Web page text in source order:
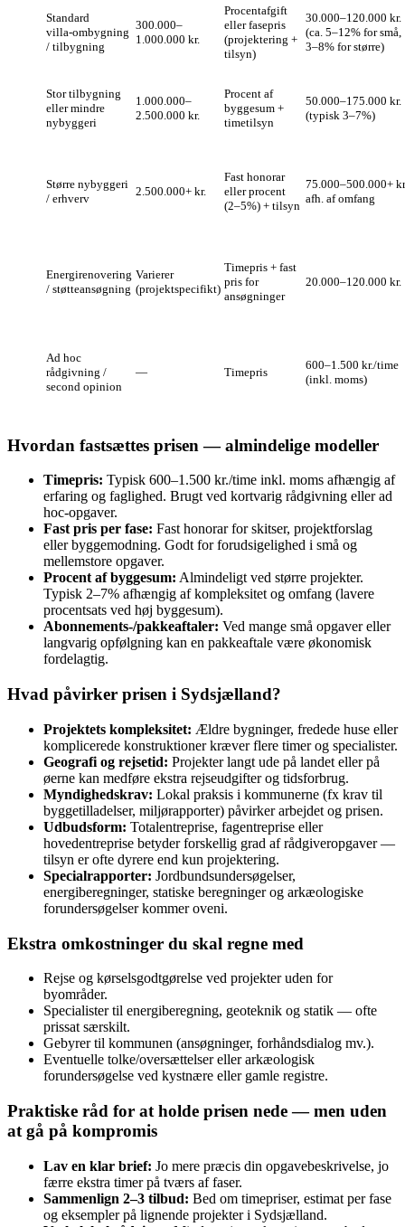
Standard
villa‑ombygning
/ tilbygning
300.000–
1.000.000 kr.
Procentafgift
eller fasepris
(projektering +
tilsyn)
30.000–120.000 kr.
(ca. 5–12% for små,
3–8% for større)
Stor tilbygning
eller mindre
nybyggeri
1.000.000–
2.500.000 kr.
Procent af
byggesum +
timetilsyn
50.000–175.000 kr.
(typisk 3–7%)
Større nybyggeri
/ erhverv
2.500.000+ kr.
Fast honorar
eller procent
(2–5%) + tilsyn
75.000–500.000+
afh. af omfang
Energirenovering
/ støtteansøgning
Varierer
(projektspecifikt)
Timepris + fast
pris for
ansøgninger
20.000–120.000 kr.
Ad hoc
rådgivning /
second opinion
— Timepris
600–1.500 kr./time
(inkl. moms)
Hvordan fastsættes prisen — almindelige modeller
Timepris: Typisk 600–1.500 kr./time inkl. moms afhængig af
erfaring og faglighed. Brugt ved kortvarig rådgivning eller ad
hoc‑opgaver.
Fast pris per fase: Fast honorar for skitser, projektforslag
eller byggemodning. Godt for forudsigelighed i små og
mellemstore opgaver.
Procent af byggesum: Almindeligt ved større projekter.
Typisk 2–7% afhængig af kompleksitet og omfang (lavere
procentsats ved høj byggesum).
Abonnements-/pakkeaftaler: Ved mange små opgaver eller
langvarig opfølgning kan en pakkeaftale være økonomisk
fordelagtig.
Hvad påvirker prisen i Sydsjælland?
Projektets kompleksitet: Ældre bygninger, fredede huse eller
komplicerede konstruktioner kræver flere timer og specialister.
Geografi og rejsetid: Projekter langt ude på landet eller på
øerne kan medføre ekstra rejseudgifter og tidsforbrug.
Myndighedskrav: Lokal praksis i kommunerne (fx krav til
byggetilladelser, miljørapporter) påvirker arbejdet og prisen.
Udbudsform: Totalentreprise, fagentreprise eller
hovedentreprise betyder forskellig grad af rådgiveropgaver —
tilsyn er ofte dyrere end kun projektering.
Specialrapporter: Jordbundsundersøgelser,
energiberegninger, statiske beregninger og arkæologiske
forundersøgelser kommer oveni.
Ekstra omkostninger du skal regne med
Rejse og kørselsgodtgørelse ved projekter uden for
byområder.
Specialister til energiberegning, geoteknik og statik — ofte
prissat særskilt.
Gebyrer til kommunen (ansøgninger, forhåndsdialog mv.).
Eventuelle tolke/oversættelser eller arkæologisk
forundersøgelse ved kystnære eller gamle registre.
Praktiske råd for at holde prisen nede — men uden
at gå på kompromis
Lav en klar brief: Jo mere præcis din opgavebeskrivelse, jo
færre ekstra timer på tværs af faser.
Sammenlign 2–3 tilbud: Bed om timepriser, estimat per fase
og eksempler på lignende projekter i Sydsjælland.